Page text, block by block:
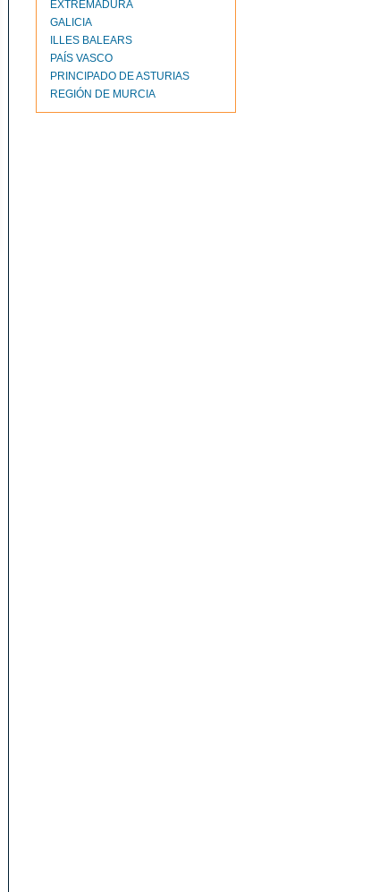
EXTREMADURA
GALICIA
ILLES BALEARS
PAÍS VASCO
PRINCIPADO DE ASTURIAS
REGIÓN DE MURCIA